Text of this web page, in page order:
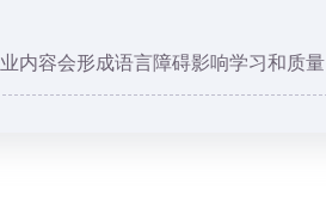
内容会形成语言障碍影响学习和质量